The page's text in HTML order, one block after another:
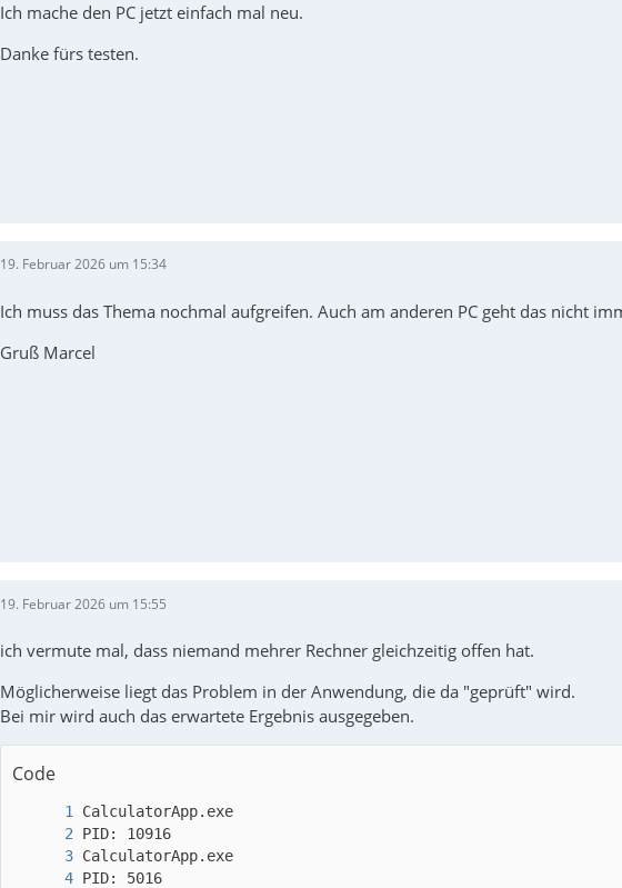
Ich mache den PC jetzt einfach mal neu.
Danke fürs testen.
19. Februar 2026 um 15:34
Ich muss das Thema nochmal aufgreifen. Auch am anderen PC geht das nicht
Gruß Marcel
19. Februar 2026 um 15:55
ich vermute mal, dass niemand mehrer Rechner gleichzeitig offen hat.
Möglicherweise liegt das Problem in der Anwendung, die da "geprüft" wird.
Bei mir wird auch das erwartete Ergebnis ausgegeben.
Code